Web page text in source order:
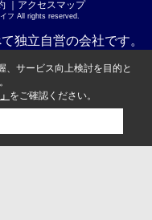
｜アクセスマップ
フ All rights reserved.
独立自営の会社です。
、サービス向上検討を目的と
をご確認ください。